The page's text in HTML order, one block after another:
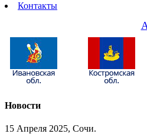
Контакты
Новости
15 Апреля 2025, Сочи.